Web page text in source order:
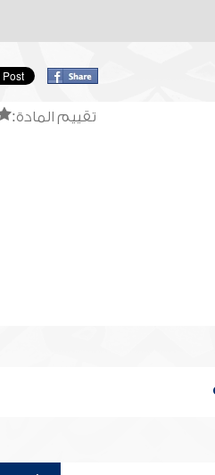
تقييم المادة: